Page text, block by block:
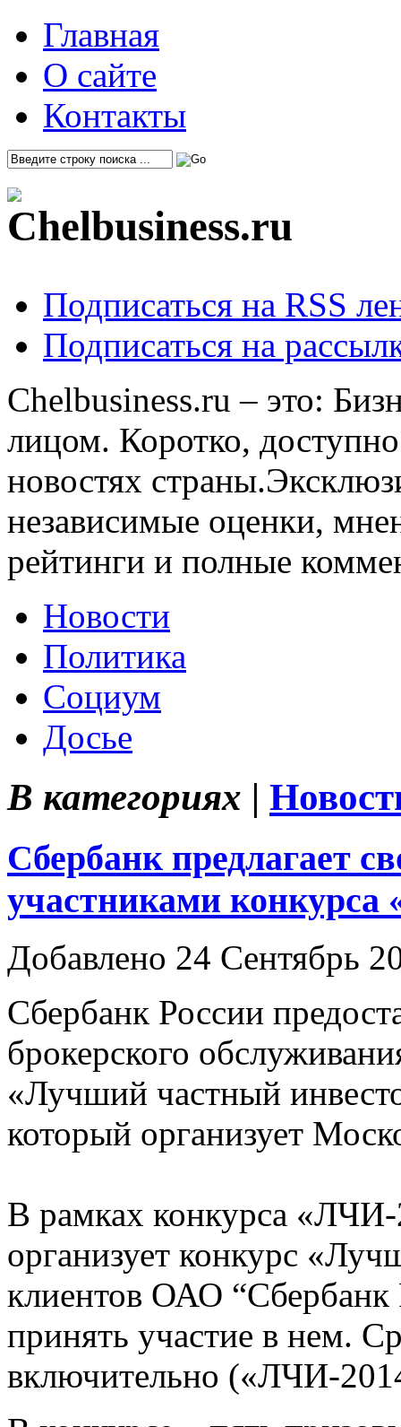
Главная
О сайте
Контакты
Подписаться на RSS
Подписаться на
Chelbusiness.ru – это:
лицом. Коротко,
новостях
независимые оценки,
рейтинги и полные
Новости
Политика
Социум
Досье
В категориях |
Сбербанк предлагает
участниками
Добавлено 24 Сентябрь
Сбербанк России
брокерского
«Лучший частный
который организует
В рамках конкурса
организует конкурс
клиентов ОАО “Сбербанк
принять участие в нем.
включительно («ЛЧИ-